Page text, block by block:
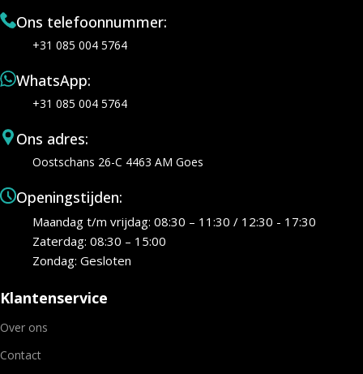
Ons telefoonnummer:
+31 085 004 5764
WhatsApp:
+31 085 004 5764
Ons adres:
Oostschans 26-C 4463 AM Goes
Openingstijden:
Maandag t/m vrijdag: 08:30 – 11:30 / 12:30 - 17:30
Zaterdag: 08:30 – 15:00
Zondag: Gesloten
Klantenservice
Over ons
Contact